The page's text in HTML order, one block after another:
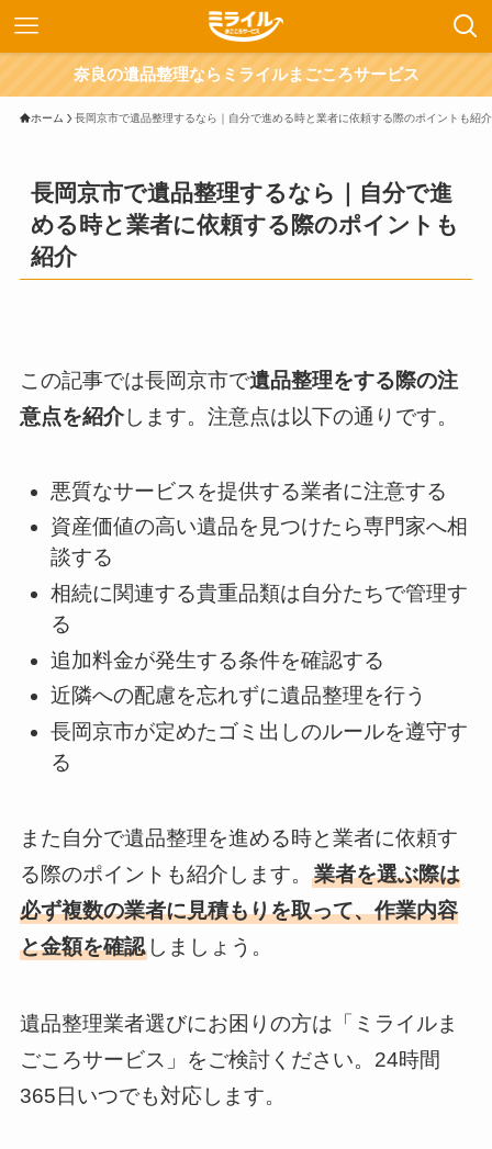
奈良の遺品整理ならミライルまごころサービス
ホーム 長岡京市で遺品整理するなら｜自分で進める時と業者に依頼する際のポイントも紹介
長岡京市で遺品整理するなら｜自分で進
める時と業者に依頼する際のポイントも
紹介
この記事では長岡京市で遺品整理をする際の注
意点を紹介します。注意点は以下の通りです。
悪質なサービスを提供する業者に注意する
資産価値の高い遺品を見つけたら専門家へ相
談する
相続に関連する貴重品類は自分たちで管理す
る
追加料金が発生する条件を確認する
近隣への配慮を忘れずに遺品整理を行う
長岡京市が定めたゴミ出しのルールを遵守す
る
また自分で遺品整理を進める時と業者に依頼す
る際のポイントも紹介します。 業者を選ぶ際は
必ず複数の業者に見積もりを取って、作業内容
と金額を確認しましょう。
遺品整理業者選びにお困りの方は「ミライルま
ごころサービス」をご検討ください。24時間
365日いつでも対応します。